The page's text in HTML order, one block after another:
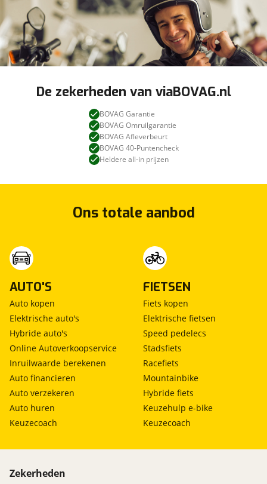
De zekerheden van viaBOVAG.nl
BOVAG Garantie
BOVAG Omruilgarantie
BOVAG Afleverbeurt
BOVAG 40-Puntencheck
Heldere all-in prijzen
Ons totale aanbod
AUTO'S
Auto kopen
Elektrische auto's
Hybride auto's
Online Autoverkoopservice
Inruilwaarde berekenen
Auto financieren
Auto verzekeren
Auto huren
Keuzecoach
FIETSEN
Fiets kopen
Elektrische fietsen
Speed pedelecs
Stadsfiets
Racefiets
Mountainbike
Hybride fiets
Keuzehulp e-bike
Keuzecoach
Zekerheden